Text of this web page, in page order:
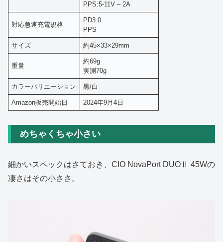
PPS:5-11V – 2A
対応急速充電規格
PD3.0
PPS
サイズ 約45×33×29mm
重量
約69g
実測70g
カラーバリエーション 黒/白
Amazon販売開始日 2024年9月4日
めちゃくちゃ小さい
細かいスペックはさておき、CIO NovaPort DUOⅡ 45Wの
凄さはその小ささ。